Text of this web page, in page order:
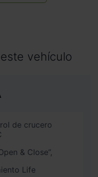
vehículo
de crucero
& Close”,
Life